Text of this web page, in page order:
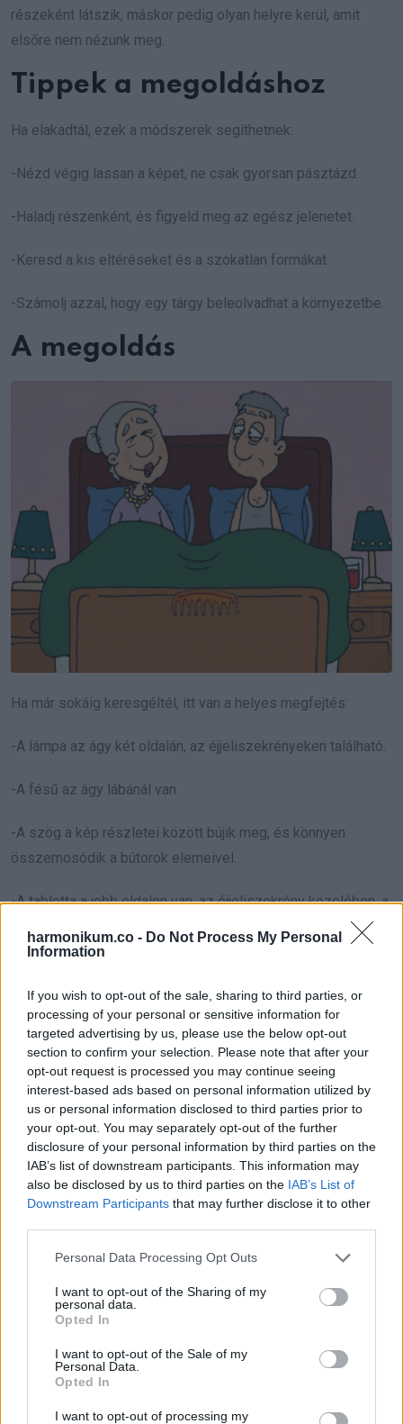
harmonikum.co - Do Not Process My Personal
Information
If you wish to opt-out of the sale, sharing to third parties, or
processing of your personal or sensitive information for
targeted advertising by us, please use the below opt-out
section to confirm your selection. Please note that after your
opt-out request is processed you may continue seeing
interest-based ads based on personal information utilized by
us or personal information disclosed to third parties prior to
your opt-out. You may separately opt-out of the further
disclosure of your personal information by third parties on the
IAB’s list of downstream participants. This information may
also be disclosed by us to third parties on the IAB’s List of
Downstream Participants that may further disclose it to other
Please note that this website/app uses one or more Google
not limited to your visit or usage behaviour. You may click to
grant or deny consent to Google and its third-party tags to
use your data for below specified purposes in below Google
consent section.
Personal Data Processing Opt Outs
I want to opt-out of the Sharing of my
personal data.
Opted In
I want to opt-out of the Sale of my
Personal Data.
Opted In
I want to opt-out of processing my
részeként látszik, máskor pedig olyan helyre kerül, amit
elsőre nem nézünk meg.
Tippek a megoldáshoz
Ha elakadtál, ezek a módszerek segíthetnek:
-Nézd végig lassan a képet, ne csak gyorsan pásztázd.
-Haladj részenként, és figyeld meg az egész jelenetet.
-Keresd a kis eltéréseket és a szokatlan formákat.
-Számolj azzal, hogy egy tárgy beleolvadhat a környezetbe.
A megoldás
Ha már sokáig keresgéltél, itt van a helyes megfejtés:
-A lámpa az ágy két oldalán, az éjjeliszekrényeken található.
-A fésű az ágy lábánál van.
-A szög a kép részletei között bújik meg, és könnyen
összemosódik a bútorok elemeivel.
-A tabletta a jobb oldalon van, az éjjeliszekrény közelében, a
látásra nem válik el tisztán a háttértől.
Miért jók az ilyen
rejtvények?
Az elrejtett tárgyas feladatok nemcsak szórakoztatóak,
hanem hasznosak is. Segítenek fejleszteni a koncentrációt,
erősítik a megfigyelőképességet, és megtanítanak
észrevenni olyan apró részleteket, amelyek mellett máskor
könnyen elmennénk. Közben az agyat is frissen tartják, ezért
Végső gondolat
Ha elsőre nem találtad meg mind a négy tárgyat, az teljesen
természetes. Sokan legalább egy elemet elnéznek az első
próbálkozásnál. Legközelebb érdemes lassabban